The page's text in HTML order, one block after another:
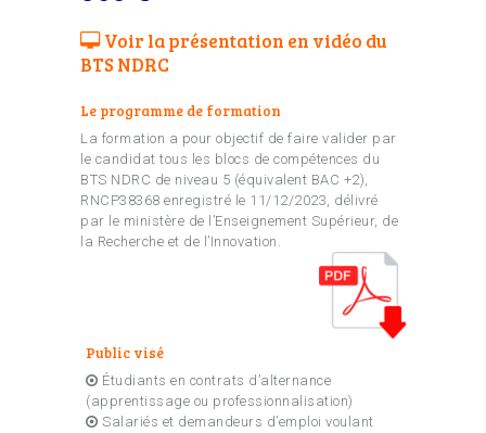
Voir la présentation en vidéo du
BTS NDRC
Le programme de formation
La formation a pour objectif de faire valider par
le candidat tous les blocs de compétences du
BTS NDRC de niveau 5 (équivalent BAC +2),
RNCP38368 enregistré le 11/12/2023, délivré
par le ministère de l’Enseignement Supérieur, de
la Recherche et de l’Innovation.
Public visé
Étudiants en contrats d’alternance
(apprentissage ou professionnalisation)
Salariés et demandeurs d’emploi voulant